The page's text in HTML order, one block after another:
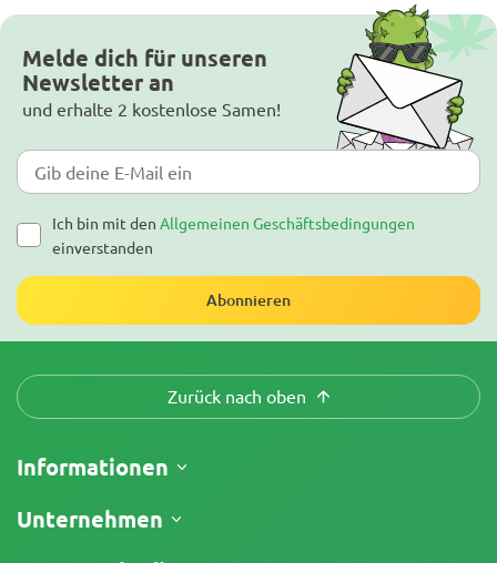
Melde dich für unseren
Newsletter an
und erhalte 2 kostenlose Samen!
Ich bin mit den Allgemeinen Geschäftsbedingungen
einverstanden
Abonnieren
Zurück nach oben
Informationen
Versand
Unternehmen